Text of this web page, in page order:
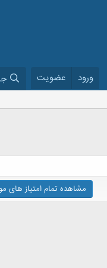
ورود عضویت
مشاهده تمام امتیاز های